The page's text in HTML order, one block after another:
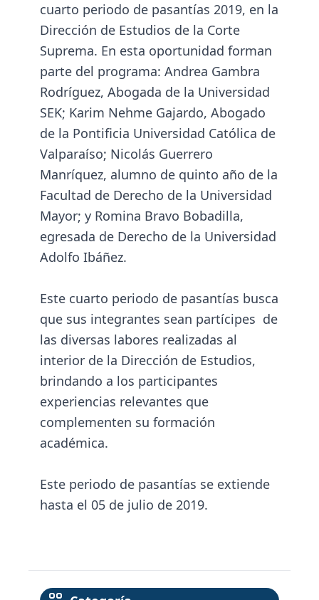
cuarto periodo de pasantías 2019, en la
Dirección de Estudios de la Corte
Suprema. En esta oportunidad forman
parte del programa: Andrea Gambra
Rodríguez, Abogada de la Universidad
SEK; Karim Nehme Gajardo, Abogado
de la Pontificia Universidad Católica de
Valparaíso; Nicolás Guerrero
Manríquez, alumno de quinto año de la
Facultad de Derecho de la Universidad
Mayor; y Romina Bravo Bobadilla,
egresada de Derecho de la Universidad
Adolfo Ibáñez.
Este cuarto periodo de pasantías busca
que sus integrantes sean partícipes de
las diversas labores realizadas al
interior de la Dirección de Estudios,
brindando a los participantes
experiencias relevantes que
complementen su formación
académica.
Este periodo de pasantías se extiende
hasta el 05 de julio de 2019.